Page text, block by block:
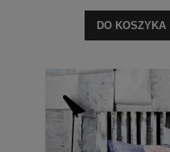
DO KOSZYKA